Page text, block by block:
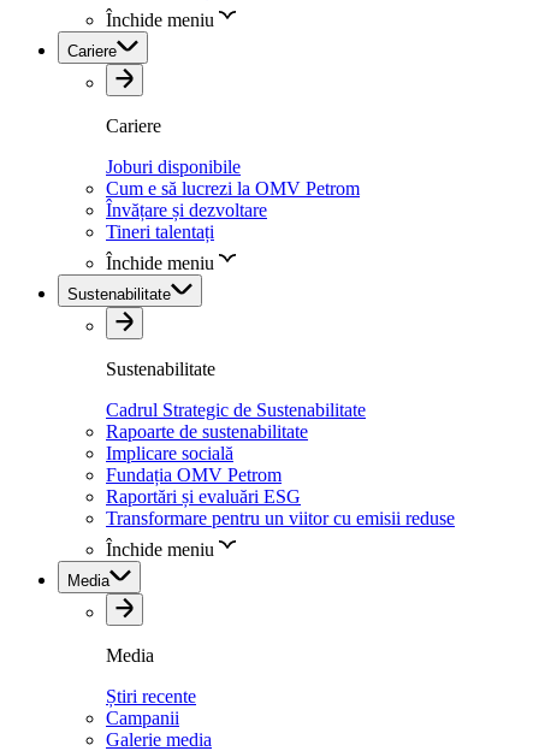
Închide meniu
Cariere
Cariere
Joburi disponibile
Cum e să lucrezi la OMV Petrom
Învățare și dezvoltare
Tineri talentați
Închide meniu
Sustenabilitate
Sustenabilitate
Cadrul Strategic de Sustenabilitate
Rapoarte de sustenabilitate
Implicare socială
Fundația OMV Petrom
Raportări și evaluări ESG
Transformare pentru un viitor cu emisii reduse
Închide meniu
Media
Media
Știri recente
Campanii
Galerie media